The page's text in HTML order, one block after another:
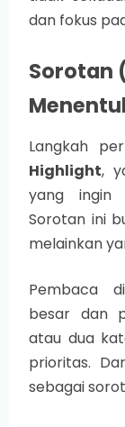
dan fokus
Sorotan
Langkah
Highlight,
yang ingin
Sorotan ini
melainkan
Pembaca
besar dan
atau dua
prioritas.
sebagai